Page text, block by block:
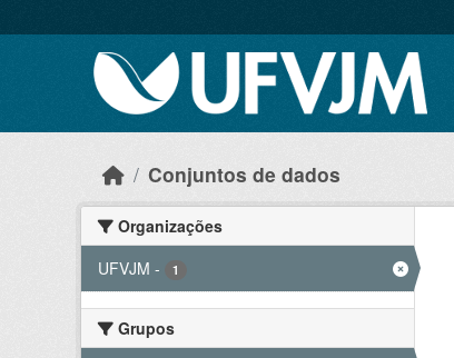
Conjuntos de dados
Organizações
UFVJM - 1
Grupos